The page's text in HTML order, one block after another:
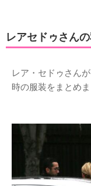
レアセドゥさん
レア・セドゥさん
時の服装をまとめま